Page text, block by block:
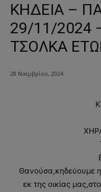
ΚΗΔΕΙΑ –
29/11/2024
ΤΣΟΛΚΑ
28 Νοεμβρίου, 2024
Θανούσα,κηδεύουμε
εκ της οικίας